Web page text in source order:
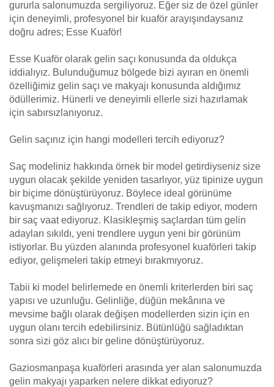
gururla salonumuzda sergiliyoruz. Eğer siz de özel günler
için deneyimli, profesyonel bir kuaför arayışındaysanız
doğru adres; Esse Kuaför!
Esse Kuaför olarak gelin saçı konusunda da oldukça
iddialıyız. Bulunduğumuz bölgede bizi ayıran en önemli
özelliğimiz gelin saçı ve makyajı konusunda aldığımız
ödüllerimiz. Hünerli ve deneyimli ellerle sizi hazırlamak
için sabırsızlanıyoruz.
Gelin saçınız için hangi modelleri tercih ediyoruz?
Saç modeliniz hakkında örnek bir model getirdiyseniz size
uygun olacak şekilde yeniden tasarlıyor, yüz tipinize uygun
bir biçime dönüştürüyoruz. Böylece ideal görünüme
kavuşmanızı sağlıyoruz. Trendleri de takip ediyor, modern
bir saç vaat ediyoruz. Klasikleşmiş saçlardan tüm gelin
adayları sıkıldı, yeni trendlere uygun yeni bir görünüm
istiyorlar. Bu yüzden alanında profesyonel kuaförleri takip
ediyor, gelişmeleri takip etmeyi bırakmıyoruz.
Tabii ki model belirlemede en önemli kriterlerden biri saç
yapısı ve uzunluğu. Gelinliğe, düğün mekânına ve
mevsime bağlı olarak değişen modellerden sizin için en
uygun olanı tercih edebilirsiniz. Bütünlüğü sağladıktan
sonra sizi göz alıcı bir geline dönüştürüyoruz.
Gaziosmanpaşa kuaförleri arasında yer alan salonumuzda
gelin makyajı yaparken nelere dikkat ediyoruz?